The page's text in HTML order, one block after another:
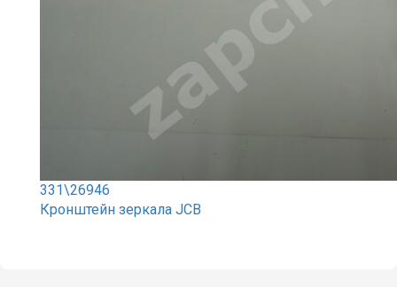
331\26946
Кронштейн зеркала JCB